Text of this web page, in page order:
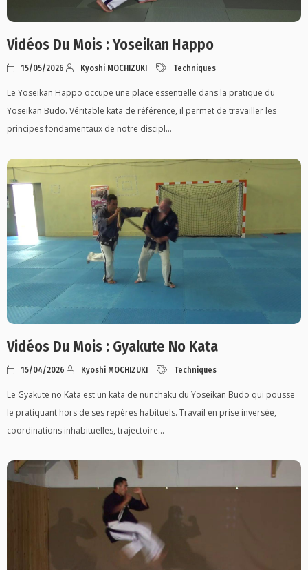
Vidéos Du Mois : Yoseikan Happo
15/05/2026 Kyoshi MOCHIZUKI Techniques
Le Yoseikan Happo occupe une place essentielle dans la pratique du
Yoseikan Budō. Véritable kata de référence, il permet de travailler les
principes fondamentaux de notre discipl...
Vidéos Du Mois : Gyakute No Kata
15/04/2026 Kyoshi MOCHIZUKI Techniques
Le Gyakute no Kata est un kata de nunchaku du Yoseikan Budo qui pousse
le pratiquant hors de ses repères habituels. Travail en prise inversée,
coordinations inhabituelles, trajectoire...